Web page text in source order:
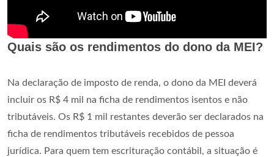
Quais são os rendimentos do dono da MEI?
Na declaração de imposto de renda, o dono da MEI deverá
incluir os R$ 4 mil na ficha de rendimentos isentos e não
tributáveis. Os R$ 1 mil restantes deverão ser declarados na
ficha de rendimentos tributáveis recebidos de pessoa
jurídica. Para quem tem escrituração contábil, a situação é